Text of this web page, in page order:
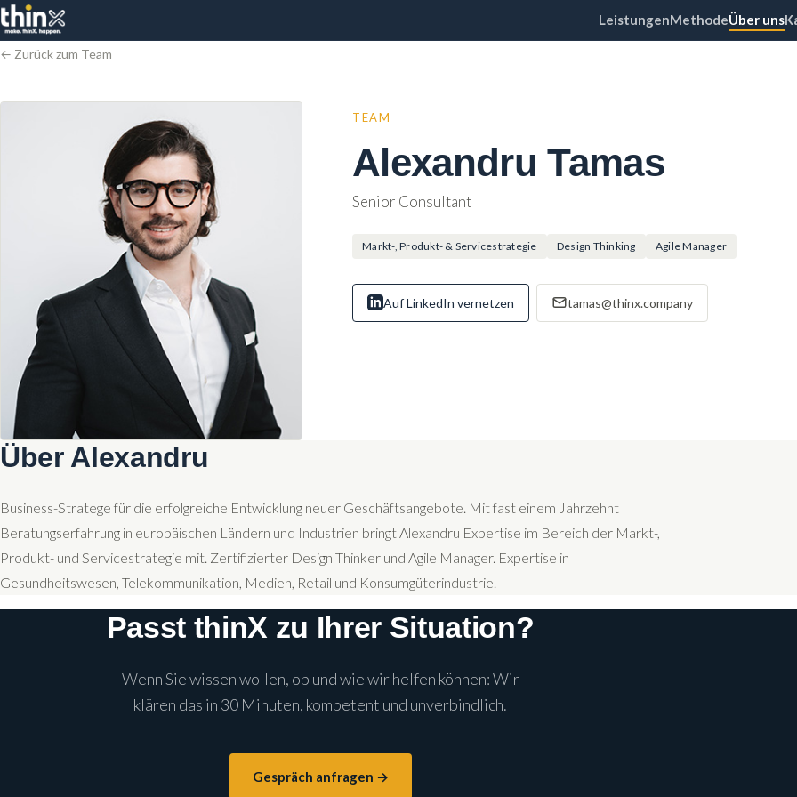
LeistungenMethodeÜber uns
← Zurück zum Team
TEAM
Alexandru Tamas
Senior Consultant
Markt-, Produkt- & Servicestrategie Design Thinking Agile Manager
Auf LinkedIn vernetzen tamas@thinx.company
Über Alexandru
Business-Stratege für die erfolgreiche Entwicklung neuer Geschäftsangebote. Mit fast einem Jahrzehnt
Beratungserfahrung in europäischen Ländern und Industrien bringt Alexandru Expertise im Bereich der Markt-,
Produkt- und Servicestrategie mit. Zertifizierter Design Thinker und Agile Manager. Expertise in
Gesundheitswesen, Telekommunikation, Medien, Retail und Konsumgüterindustrie.
Passt thinX zu Ihrer Situation?
Wenn Sie wissen wollen, ob und wie wir helfen können: Wir
klären das in 30 Minuten, kompetent und unverbindlich.
Gespräch anfragen →